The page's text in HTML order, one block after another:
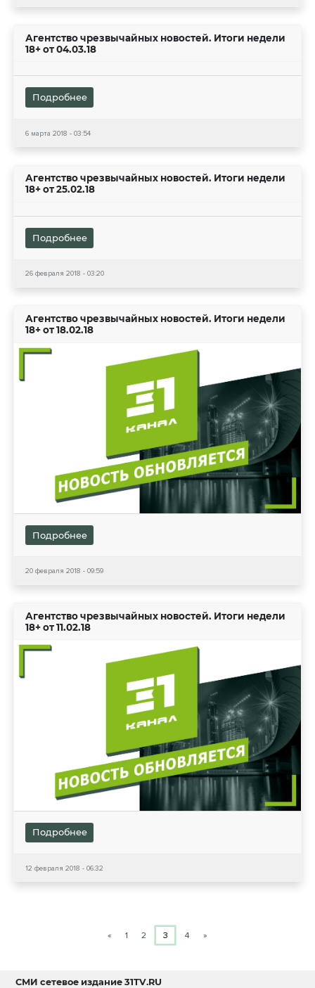
Агентство чрезвычайных новостей. Итоги недели
18+ от 04.03.18
Подробнее
6 марта 2018 - 03:54
Агентство чрезвычайных новостей. Итоги недели
18+ от 25.02.18
Подробнее
26 февраля 2018 - 03:20
Агентство чрезвычайных новостей. Итоги недели
18+ от 18.02.18
Подробнее
20 февраля 2018 - 09:59
Агентство чрезвычайных новостей. Итоги недели
18+ от 11.02.18
Подробнее
12 февраля 2018 - 06:32
« 1 2 3 4 »
СМИ сетевое издание31TV.RU